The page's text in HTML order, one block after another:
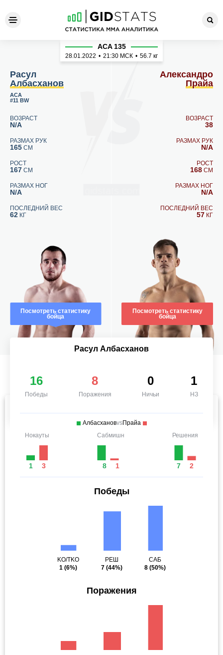
Расул Албасханов -
Расул
Албасханов
ACA
#11 BW
ВОЗРАСТ
N/A
РАЗМАХ РУК
165 СМ
РОСТ
167 СМ
РАЗМАХ НОГ
N/A
ПОСЛЕДНИЙ ВЕС
62 КГ
Посмотреть статистику
бойца
ACA 135
28.01.2022 • 21:30 МСК • 56.7 кг
Александро
Прайа
ВОЗРАСТ
38
РАЗМАХ РУК
N/A
РОСТ
168 СМ
РАЗМАХ НОГ
N/A
ПОСЛЕДНИЙ ВЕС
57 КГ
Посмотреть статистику
бойца
Расул Албасханов
16
Победы
8
Поражения
0
Ничьи
1
НЗ
АлбасхановvsПрайа
Нокауты
1 3
Сабмишн
8 1
Решения
7 2
Победы
KO/TKO
1 (6%)
РЕШ
7 (44%)
САБ
8 (50%)
Поражения